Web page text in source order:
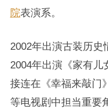
院表演系。
2002年出演古装历史
2004年出演《家有儿
接连在《幸福来敲门
等电视剧中担当重要